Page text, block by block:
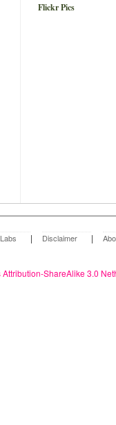
Flickr Pics
| Disclaimer |
ShareAlike 3.0